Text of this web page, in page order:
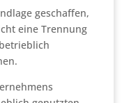
geschaffen,
eine Trennung